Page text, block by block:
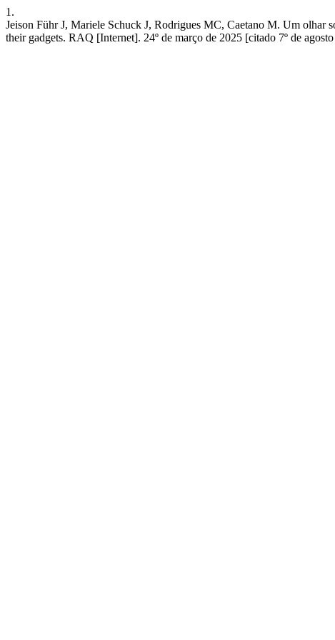
1.
Jeison Führ J, Mariele Schuck J, Rodrigues MC, Caetano M. Um olhar
their gadgets. RAQ [Internet]. 24º de março de 2025 [citado 7º de